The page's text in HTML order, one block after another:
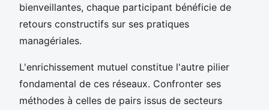
bienveillantes, chaque participant bénéficie de
retours constructifs sur ses pratiques
managériales.
L'enrichissement mutuel constitue l'autre pilier
fondamental de ces réseaux. Confronter ses
méthodes à celles de pairs issus de secteurs